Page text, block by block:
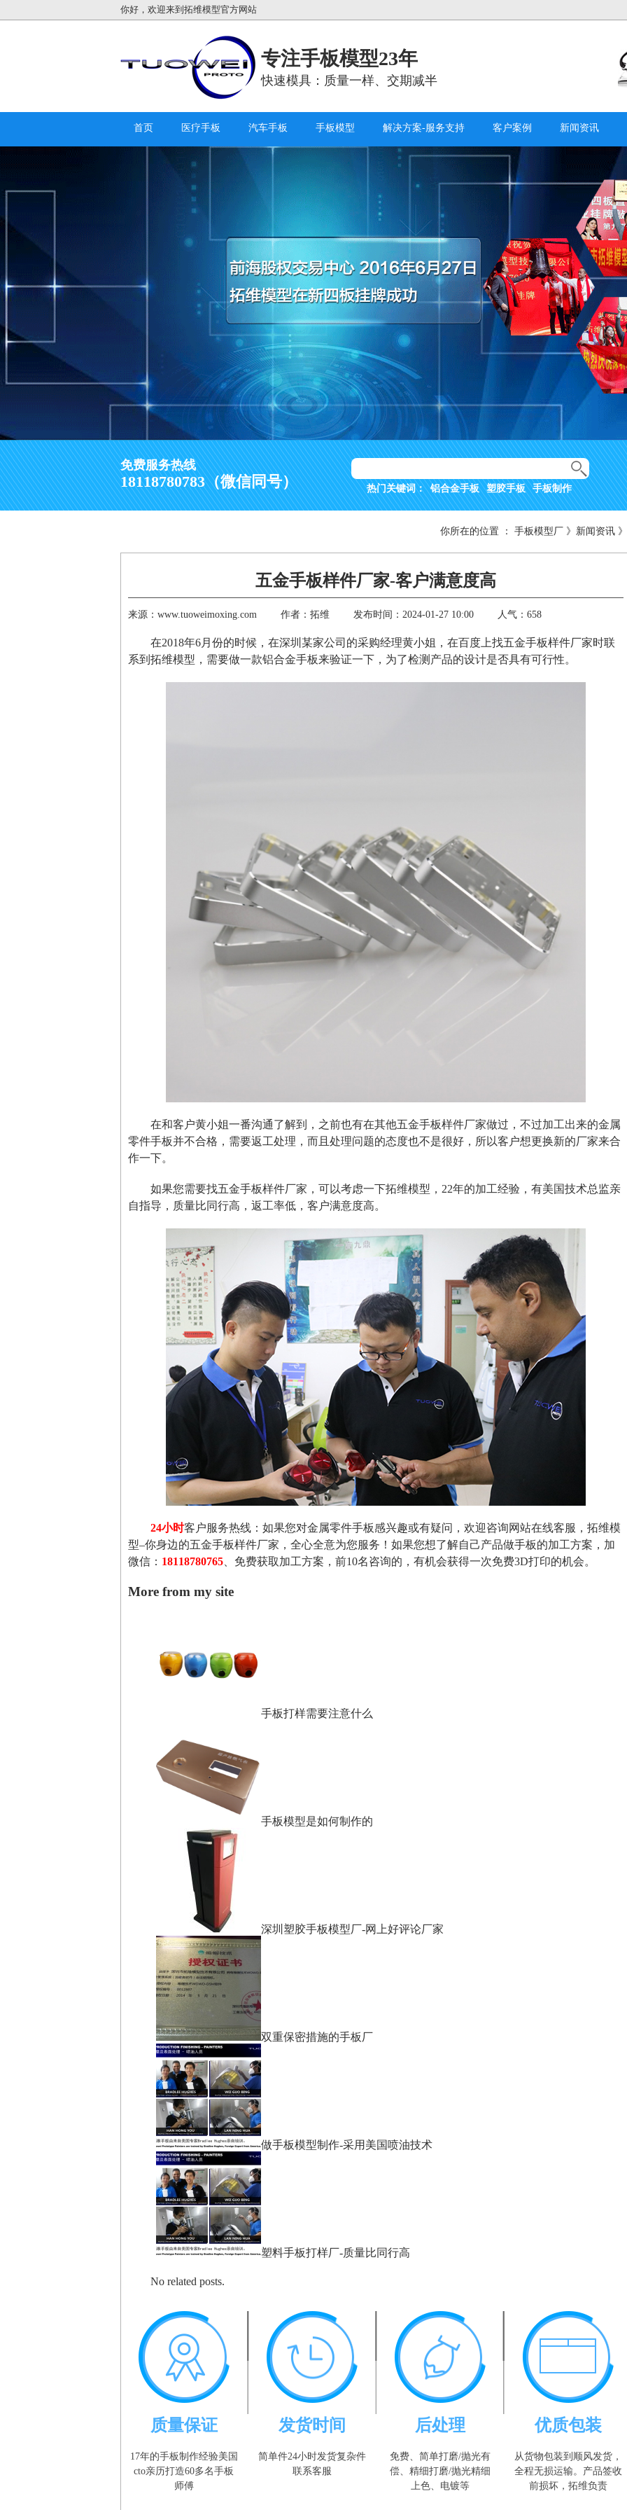
你好，欢迎来到拓维模型官方网站
专注手板模型23年
快速模具：质量一样、交期减半
首页 医疗手板 汽车手板 手板模型 解决方案-服务支持 客户案例 新闻资讯
免费服务热线
18118780783（微信同号） 热门关键词： 铝合金手板 塑胶手板 手板制作
你所在的位置 ： 手板模型厂 》 新闻资讯 》
五金手板样件厂家-客户满意度高
来源：www.tuoweimoxing.com 作者：拓维 发布时间：2024-01-27 10:00 人气：658
在2018年6月份的时候，在深圳某家公司的采购经理黄小姐，在百度上找五金手板样件厂家时联
系到拓维模型，需要做一款铝合金手板来验证一下，为了检测产品的设计是否具有可行性。
在和客户黄小姐一番沟通了解到，之前也有在其他五金手板样件厂家做过，不过加工出来的金属
零件手板并不合格，需要返工处理，而且处理问题的态度也不是很好，所以客户想更换新的厂家来合
作一下。
如果您需要找五金手板样件厂家，可以考虑一下拓维模型，22年的加工经验，有美国技术总监亲
自指导，质量比同行高，返工率低，客户满意度高。
24小时客户服务热线：如果您对金属零件手板感兴趣或有疑问，欢迎咨询网站在线客服，拓维模
型–你身边的五金手板样件厂家，全心全意为您服务！如果您想了解自己产品做手板的加工方案，加
微信： 18118780765 、免费获取加工方案，前10名咨询的，有机会获得一次免费3D打印的机会。
More from my site
手板打样需要注意什么
手板模型是如何制作的
深圳塑胶手板模型厂-网上好评论厂家
双重保密措施的手板厂
做手板模型制作-采用美国喷油技术
塑料手板打样厂-质量比同行高
No related posts.
质量保证
17年的手板制作经验美国
cto亲历打造60多名手板
师傅
发货时间
简单件24小时发货复杂件
联系客服
后处理
免费、简单打磨/抛光有
偿、精细打磨/抛光精细
上色、电镀等
优质包装
从货物包装到顺风发货，
全程无损运输。产品签收
前损坏，拓维负责